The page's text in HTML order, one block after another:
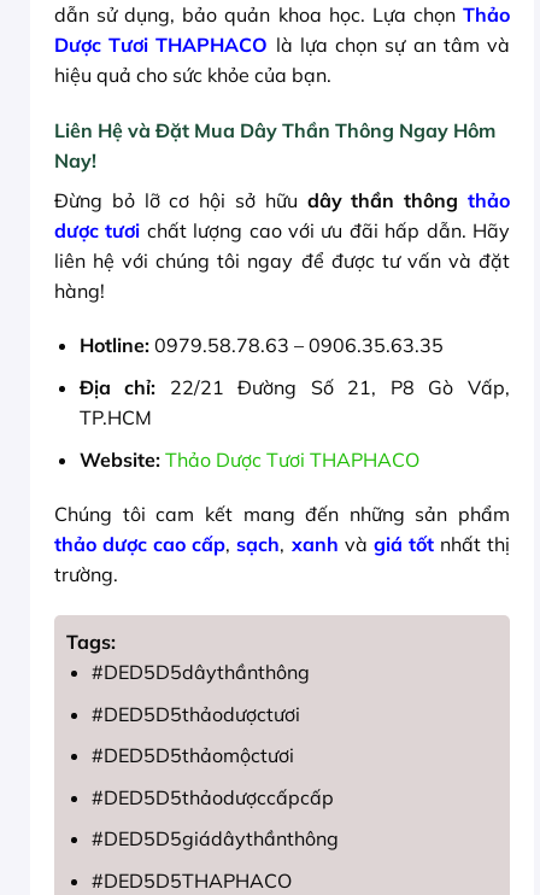
dẫn sử dụng, bảo quản khoa học. Lựa chọn Thảo
Dược Tươi THAPHACO là lựa chọn sự an tâm và
hiệu quả cho sức khỏe của bạn.
Liên Hệ và Đặt Mua Dây Thần Thông Ngay Hôm
Nay!
Đừng bỏ lỡ cơ hội sở hữu dây thần thông thảo
dược tươi chất lượng cao với ưu đãi hấp dẫn. Hãy
liên hệ với chúng tôi ngay để được tư vấn và đặt
hàng!
Hotline:0979.58.78.63 – 0906.35.63.35
Địa chỉ: 22/21 Đường Số 21, P8 Gò Vấp,
TP.HCM
Website: Thảo Dược Tươi THAPHACO
Chúng tôi cam kết mang đến những sản phẩm
thảo dược cao cấp,sạch, xanh và giá tốtnhất thị
trường.
Tags:
#DED5D5dâythầnthông
#DED5D5thảodượctươi
#DED5D5thảomộctươi
#DED5D5thảodượccấpcấp
#DED5D5giádâythầnthông
#DED5D5THAPHACO